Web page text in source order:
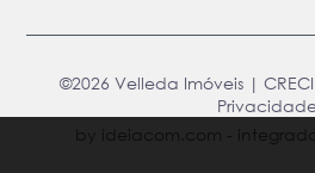
©2026 Velleda Imóveis |
by ideiacom.com
-